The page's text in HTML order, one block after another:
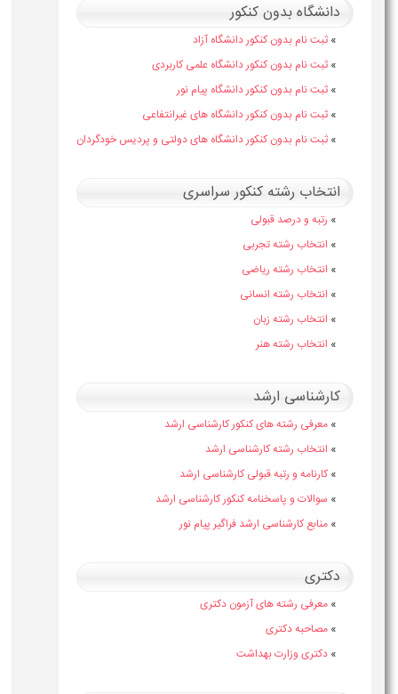
دانشگاه بدون کنکور
» ثبت نام بدون کنکور دانشگاه آزاد
» ثبت نام بدون کنکور دانشگاه علمی کاربردی
» ثبت نام بدون کنکور دانشگاه پیام نور
» ثبت نام بدون کنکور دانشگاه های غیرانتفاعی
» ثبت نام بدون کنکور دانشگاه های دولتی و پردیس خودگردان
انتخاب رشته کنکور سراسری
» رتبه و درصد قبولی
» انتخاب رشته تجربی
» انتخاب رشته ریاضی
» انتخاب رشته انسانی
» انتخاب رشته زبان
» انتخاب رشته هنر
کارشناسی ارشد
» معرفی رشته های کنکور کارشناسی ارشد
» انتخاب رشته کارشناسی ارشد
» کارنامه و رتبه قبولی کارشناسی ارشد
» سوالات و پاسخنامه کنکور کارشناسی ارشد
» منابع کارشناسی ارشد فراگیر پیام نور
دکتری
» معرفی رشته های آزمون دکتری
» مصاحبه دکتری
» دکتری وزارت بهداشت